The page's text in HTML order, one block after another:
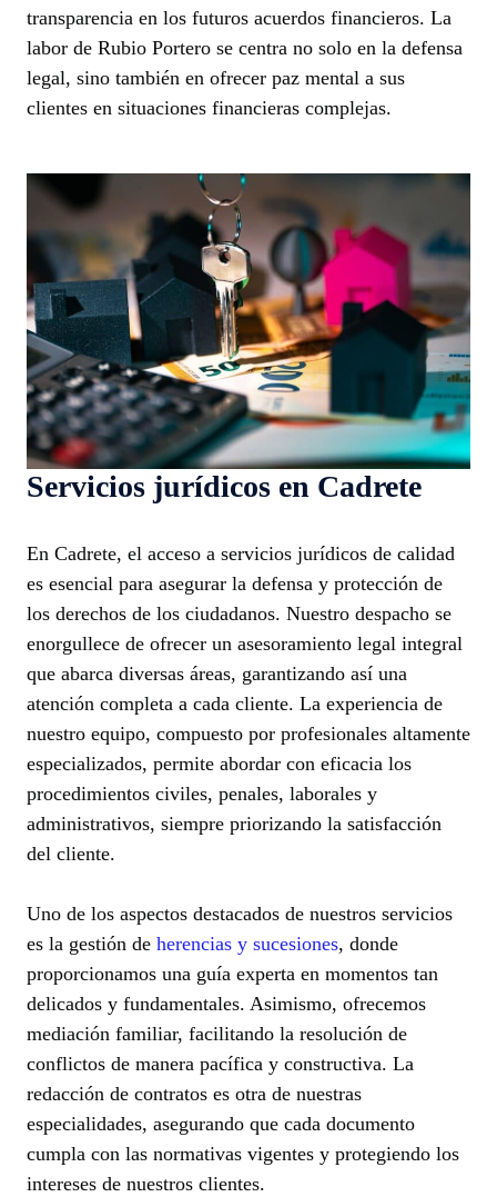
transparencia en los futuros acuerdos financieros. La
labor de Rubio Portero se centra no solo en la defensa
legal, sino también en ofrecer paz mental a sus
clientes en situaciones financieras complejas.
Servicios jurídicos en Cadrete
En Cadrete, el acceso a servicios jurídicos de calidad
es esencial para asegurar la defensa y protección de
los derechos de los ciudadanos. Nuestro despacho se
enorgullece de ofrecer un asesoramiento legal integral
que abarca diversas áreas, garantizando así una
atención completa a cada cliente. La experiencia de
nuestro equipo, compuesto por profesionales altamente
especializados, permite abordar con eficacia los
procedimientos civiles, penales, laborales y
administrativos, siempre priorizando la satisfacción
del cliente.
Uno de los aspectos destacados de nuestros servicios
es la gestión de herencias y sucesiones, donde
proporcionamos una guía experta en momentos tan
delicados y fundamentales. Asimismo, ofrecemos
mediación familiar, facilitando la resolución de
conflictos de manera pacífica y constructiva. La
redacción de contratos es otra de nuestras
especialidades, asegurando que cada documento
cumpla con las normativas vigentes y protegiendo los
intereses de nuestros clientes.